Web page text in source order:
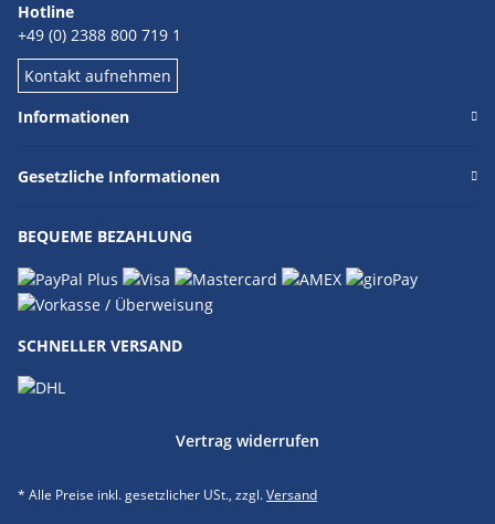
Hotline
+49 (0) 2388 800 719 1
Kontakt aufnehmen
Informationen
Gesetzliche Informationen
BEQUEME BEZAHLUNG
SCHNELLER VERSAND
Vertrag widerrufen
* Alle Preise inkl. gesetzlicher USt., zzgl.Versand